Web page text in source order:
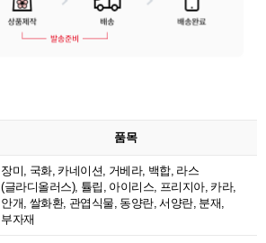
품목
장미, 국화, 카네이션, 거베라, 백합, 라스
(글라디올러스), 튤립, 아이리스, 프리지아, 카라,
안개, 쌀화환, 관엽식물, 동양란, 서양란, 분재,
부자재